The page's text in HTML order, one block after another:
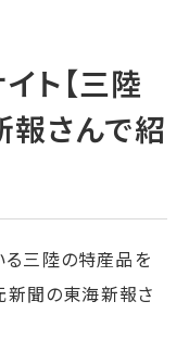
ト【三陸
報さんで紹
る三陸の特産品を
新聞の東海新報さ